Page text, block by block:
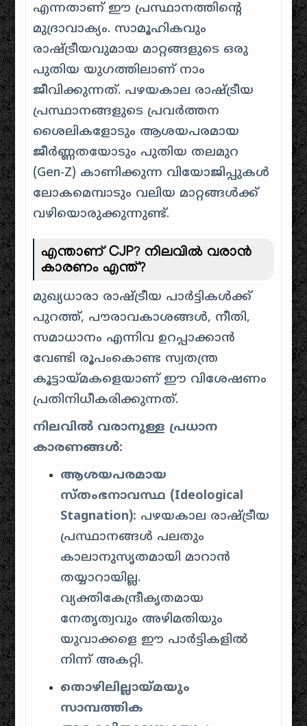
എന്നതാണ് ഈ പ്രസ്ഥാനത്തിന്റെ
മുദ്രാവാക്യം. സാമൂഹികവും
രാഷ്ട്രീയവുമായ മാറ്റങ്ങളുടെ ഒരു
പുതിയ യുഗത്തിലാണ് നാം
ജീവിക്കുന്നത്. പഴയകാല രാഷ്ട്രീയ
പ്രസ്ഥാനങ്ങളുടെ പ്രവർത്തന
ശൈലികളോടും ആശയപരമായ
ജീർണ്ണതയോടും പുതിയ തലമുറ
(Gen-Z) കാണിക്കുന്ന വിയോജിപ്പുകൾ
ലോകമെമ്പാടും വലിയ മാറ്റങ്ങൾക്ക്
വഴിയൊരുക്കുന്നുണ്ട്.
എന്താണ് CJP? നിലവിൽ വരാൻ
കാരണം എന്ത്?
മുഖ്യധാരാ രാഷ്ട്രീയ പാർട്ടികൾക്ക്
പുറത്ത്, പൗരാവകാശങ്ങൾ, നീതി,
സമാധാനം എന്നിവ ഉറപ്പാക്കാൻ
വേണ്ടി രൂപംകൊണ്ട സ്വതന്ത്ര
കൂട്ടായ്മകളെയാണ് ഈ വിശേഷണം
പ്രതിനിധീകരിക്കുന്നത്.
നിലവിൽ വരാനുള്ള പ്രധാന
കാരണങ്ങൾ:
ആശയപരമായ
സ്തംഭനാവസ്ഥ (Ideological
Stagnation): പഴയകാല രാഷ്ട്രീയ
പ്രസ്ഥാനങ്ങൾ പലതും
കാലാനുസൃതമായി മാറാൻ
തയ്യാറായില്ല.
വ്യക്തികേന്ദ്രീകൃതമായ
നേതൃത്വവും അഴിമതിയും
യുവാക്കളെ ഈ പാർട്ടികളിൽ
നിന്ന് അകറ്റി.
തൊഴിലില്ലായ്മയും
സാമ്പത്തിക